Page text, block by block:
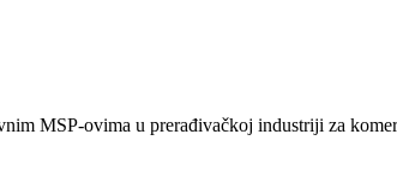
MSP-ovima u prerađivačkoj industriji za